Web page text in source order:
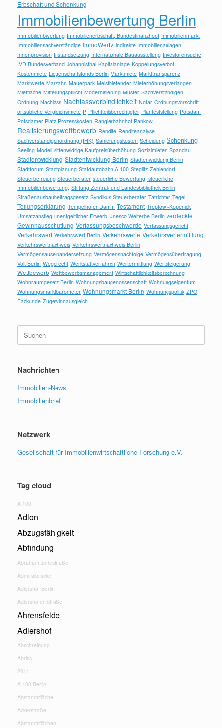
Erbschaft und Schenkung
Immobilienbewertung Berlin
Immobilienbwertung Immobilienerbschaft; Bundesfinanzhoof Immobilienmarkt
Immobiliensachverständige ImmoWertV indirekte Immobilienanlagen
Innenprovision Instandsetzung Internationale Bauausstellung Investorensuche
IVD Bundesverband Johannisthal Kapitalanlage Koppelungsverbot
Kostenmiete Liegenschaftsfonds Berlin Marktmiete Markttransparenz
Marktwerte Marzahn Mauerpark Meistbietender Mieterhöhungsverlangen
Mietfläche Mitteilungspflilcht Modernisierung Muster-Sachverständigen-
Ordnung Nachlass Nachlassverbindlichkeit Notar Ordnungsvorschrift
ortsübliche Vergleichsmiete P Pflichtteilsberechtigter Planfeststellung Potsdam
Potsdamer Platz Prozesskosten Rangierbahnhof Pankow
Realisierungswettbewerb Rendite Renditeanalyse
Sachverständigenordnung (IHK) Sanierungskosten Scheidung Schenkung
Seeling-Modell sittenwidrige Kaufpreisüberhöhung Sozialmieten Spandau
Stadtentwicklung Stadtentwicklung-Berlin Stadtenwicklung Berlin
Stadtforum Stadtplanung Statdautobahn A 100 Steglitz-Zehlendorf.
Steuerbefreiung Steuerberater steuerliche Bewertung; steuerliche
Immobilienbewertung; Stiftung Zentral- und Landesbibliothek Berlin
Straßenausbaubeitragsgesetz Syndikus-Steuerberater Tatrichter Tegel
Teilungserklärung Tempelhofer Damm Testament Treptow -Köpenick
Umsatzanstieg unentgeltlicher Erwerb Unesco Welterbe Berlin verdeckte
Gewinnausschüttung Verfassungsbeschwerde Verfassungsgericht
Verkehrswert Verkehrswert Berlin Verkehrswerte Verkehrswertermittlung
Verkehrswertnachweis Verkehrswertnachweis Berlin
Vermögensauseinandersetzung Vermögensnachfolge Vermögensübertragung
Volt Berlin Wegerecht Werkstattverfahren Wertermittlung Wertsteigerung
Wettbewerb Wettbewerbsmanagement Wirtschaftlichkeitsberechnung
Wohnraumgesetz Berlin Wohnungsbaugenossenschaft Wohnungseigentum
Wohnungsmarktbarometer Wohnungsmarkt Berlin Wohnungspolitik ZPO;
Fackunde Zugewinnausgleich
Suchen
nach:
Nachrichten
Immobilien-News
Immobilienbrief
Netzwerk
Gesellschaft für Immobilienwirtschaftliche Forschung e.V.
Tag cloud
A 100
Adlon
Abzugsfähigkeit
Abfindung
Abraham Joffestr.aße
Admiralbrücke
Adlershof Berlin
Adlershofer Straße
Ahrensfelde
Adlershof
Abschreibung
Abriss
2011
A 100 Berlin
Abstandsfläche
Ackerstraße
Abstandsflächen